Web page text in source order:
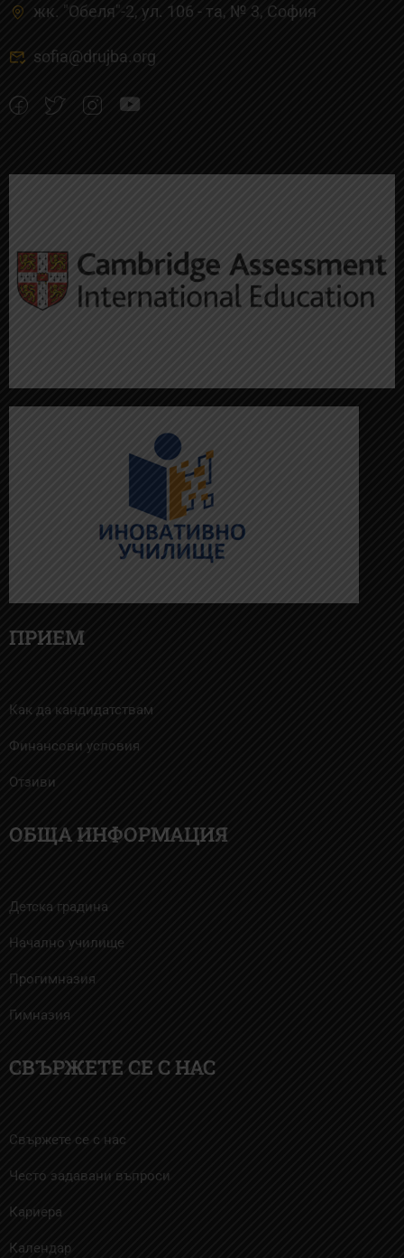
жк. "Обеля"-2, ул. 106 - та, № 3, Cофия
sofia@drujba.org
ПРИЕМ
Как да кандидатствам
Финансови условия
Отзиви
ОБЩА ИНФОРМАЦИЯ
Детска градина
Начално училище
Прогимназия
Гимназия
СВЪРЖЕТЕ СЕ С НАС
Свържете се с нас
Често задавани въпроси
Кариера
Календар